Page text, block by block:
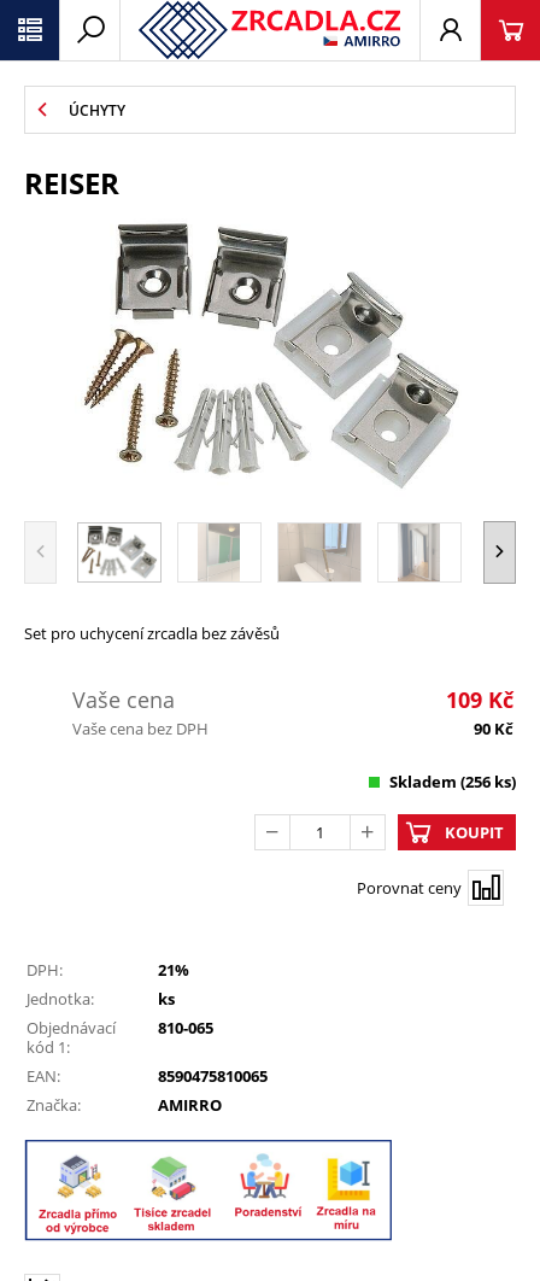
ÚCHYTY
REISER
Set pro uchycení zrcadla bez závěsů
Vaše cena 109 Kč
Vaše cena bez DPH 90 Kč
Skladem (256 ks)
Porovnat ceny
KOUPIT
DPH:
21%
Jednotka:
ks
Objednávací
kód 1:
810-065
EAN:
8590475810065
Značka:
AMIRRO